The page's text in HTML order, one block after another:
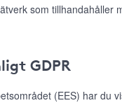
som tillhandahåller
GDPR
(EES) har du